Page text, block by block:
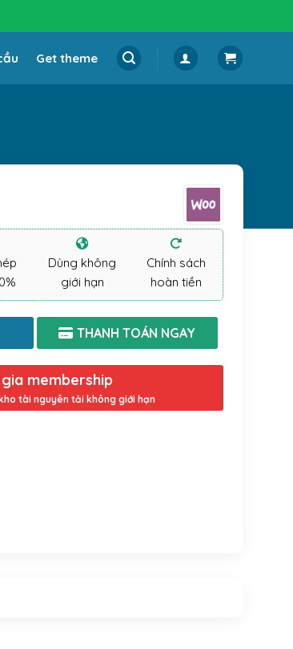
Get theme
Dùng không
giới hạn
Chính sách
hoàn tiền
membership
tài nguyên tải không giới hạn